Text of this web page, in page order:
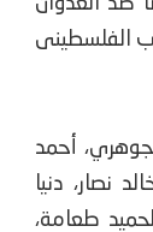
الفلسطينى
أحمد
نصار، دنيا
طعامة،